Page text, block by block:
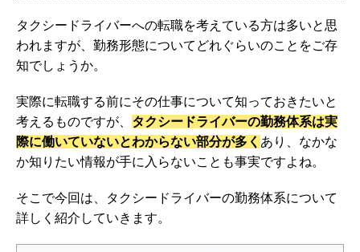
タクシードライバーへの転職を考えている方は多いと思
われますが、勤務形態についてどれぐらいのことをご存
知でしょうか。
実際に転職する前にその仕事について知っておきたいと
考えるものですが、 タクシードライバーの勤務体系は実
際に働いていないとわからない部分が多く あり、なかな
か知りたい情報が手に入らないことも事実ですよね。
そこで今回は、タクシードライバーの勤務体系について
詳しく紹介していきます。